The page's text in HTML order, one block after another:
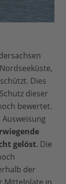
Dies
dieser
bewertet.
Ausweisung
gelöst. Die
der